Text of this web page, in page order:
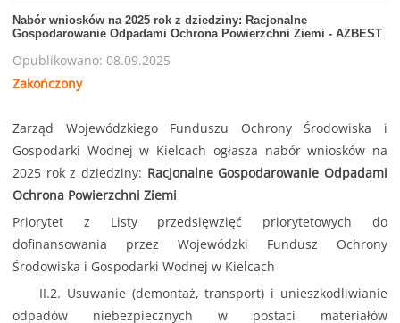
Nabór wniosków na 2025 rok z dziedziny: Racjonalne
Gospodarowanie Odpadami Ochrona Powierzchni Ziemi - AZBEST
Opublikowano: 08.09.2025
Zakończony
Zarząd Wojewódzkiego Funduszu Ochrony Środowiska i
Gospodarki Wodnej w Kielcach ogłasza nabór wniosków na
2025 rok z dziedziny: Racjonalne Gospodarowanie Odpadami
Ochrona Powierzchni Ziemi
Priorytet z Listy przedsięwzięć priorytetowych do
dofinansowania przez Wojewódzki Fundusz Ochrony
Środowiska i Gospodarki Wodnej w Kielcach
II.2. Usuwanie (demontaż, transport) i unieszkodliwianie
odpadów niebezpiecznych w postaci materiałów